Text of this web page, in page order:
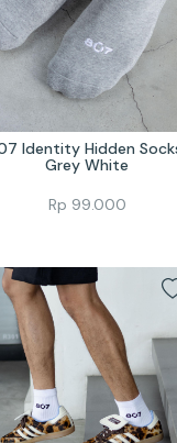
Identity Hidden
Grey White
Rp 99.000